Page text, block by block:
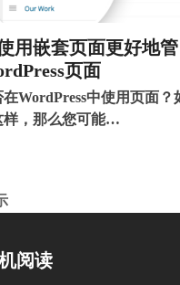
用嵌套页面更好地管
页面
WordPress中使用页面？
样，那么您可能…
阅读